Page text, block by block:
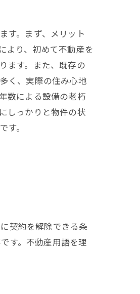
す。まず、メリット
より、初めて不動産を
ます。また、既存の
く、実際の住み心地
数による設備の老朽
しっかりと物件の状
。
契約を解除できる条
す。不動産用語を理